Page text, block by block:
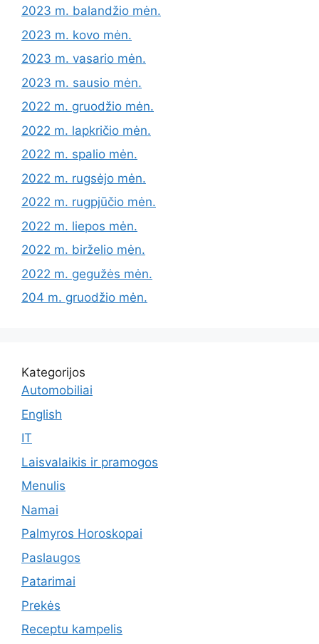
2023 m. balandžio mėn.
2023 m. kovo mėn.
2023 m. vasario mėn.
2023 m. sausio mėn.
2022 m. gruodžio mėn.
2022 m. lapkričio mėn.
2022 m. spalio mėn.
2022 m. rugsėjo mėn.
2022 m. rugpjūčio mėn.
2022 m. liepos mėn.
2022 m. birželio mėn.
2022 m. gegužės mėn.
204 m. gruodžio mėn.
Kategorijos
Automobiliai
English
IT
Laisvalaikis ir pramogos
Menulis
Namai
Palmyros Horoskopai
Paslaugos
Patarimai
Prekės
Receptu kampelis